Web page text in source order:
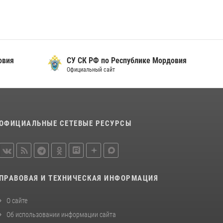
В Мордовии отметили День ВМФ: торжества
Росгвардии
27 июля 2026, 12:00
23 июля 2026, 11:54 4
СУ СК РФ по Республике Мордовия
Официальный сайт
СЕТЕВЫЕ РЕСУРСЫ
ПРАВОВАЯ И ТЕХНИЧЕСКАЯ ИНФОРМАЦИЯ
О сайте
Об использовании информации сайта